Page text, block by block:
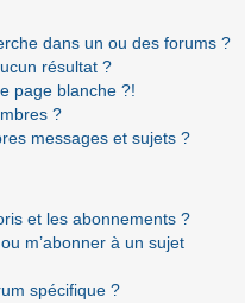
dans un ou des forums ?
résultat ?
page blanche ?!
?
messages et sujets ?
et les abonnements ?
m’abonner à un sujet
spécifique ?